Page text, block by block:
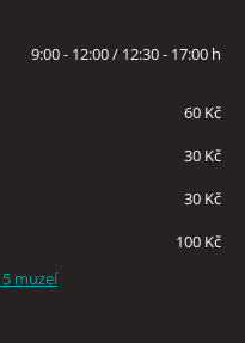
9:00 - 12:00 / 12:30 - 17:00 h
60 Kč
30 Kč
30 Kč
100 Kč
muzeí